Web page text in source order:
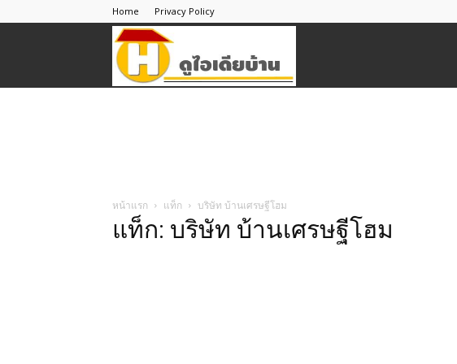
Home Privacy Policy
หน้าแรก แท็ก บริษัท บ้านเศรษฐีโฮม
แท็ก: บริษัท บ้านเศรษฐีโฮม